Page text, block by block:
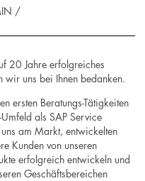
/
20 Jahre erfolgreiches
wir uns bei Ihnen bedanken.
ersten Beratungs-Tätigkeiten
als SAP Service
am Markt, entwickelten
Kunden von unseren
erfolgreich entwickeln und
Geschäftsbereichen